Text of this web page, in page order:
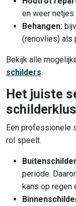
en weer netjes
Behangen:
(renovlies) als
Bekijk alle
schilders.
Het juiste
schilderklus
Een professionele
rol speelt.
periode.
kans op regen